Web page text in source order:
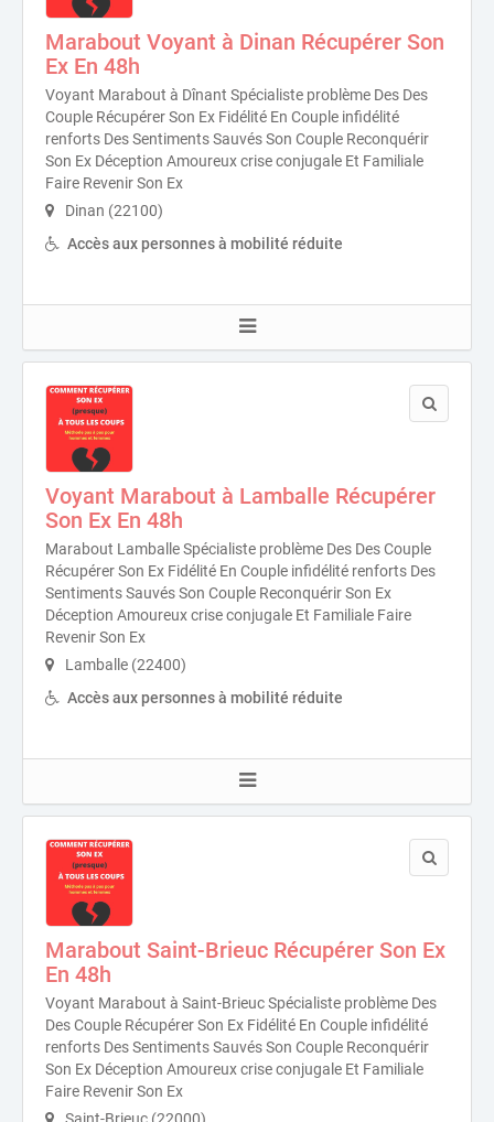
Marabout Voyant à Dinan Récupérer Son
Ex En 48h
Voyant Marabout à Dînant Spécialiste problème Des Des
Couple Récupérer Son Ex Fidélité En Couple infidélité
renforts Des Sentiments Sauvés Son Couple Reconquérir
Son Ex Déception Amoureux crise conjugale Et Familiale
Faire Revenir Son Ex
Dinan (22100)
Accès aux personnes à mobilité réduite
Voyant Marabout à Lamballe Récupérer
Son Ex En 48h
Marabout Lamballe Spécialiste problème Des Des Couple
Récupérer Son Ex Fidélité En Couple infidélité renforts Des
Sentiments Sauvés Son Couple Reconquérir Son Ex
Déception Amoureux crise conjugale Et Familiale Faire
Revenir Son Ex
Lamballe (22400)
Accès aux personnes à mobilité réduite
Marabout Saint-Brieuc Récupérer Son Ex
En 48h
Voyant Marabout à Saint-Brieuc Spécialiste problème Des
Des Couple Récupérer Son Ex Fidélité En Couple infidélité
renforts Des Sentiments Sauvés Son Couple Reconquérir
Son Ex Déception Amoureux crise conjugale Et Familiale
Faire Revenir Son Ex